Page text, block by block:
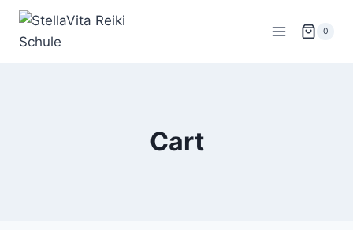
Zum
springen
0
Cart